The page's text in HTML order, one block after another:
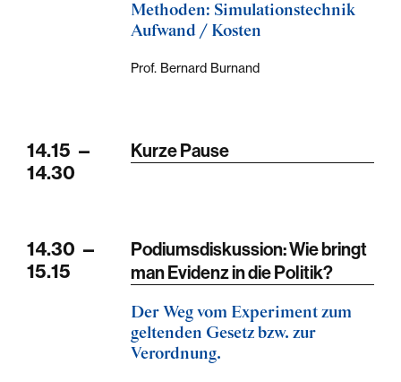
Methoden: Simulationstechnik
Aufwand / Kosten
Prof. Bernard Burnand
14.15 —
14.30
Kurze Pause
14.30 —
15.15
Podiumsdiskussion: Wie bringt
man Evidenz in die Politik?
Der Weg vom Experiment zum
geltenden Gesetz bzw. zur
Verordnung.